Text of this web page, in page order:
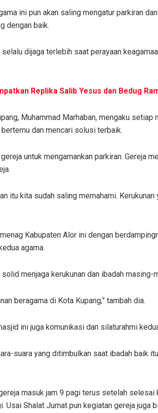
ini pun akan saling mengatur parkiran
dengan baik.
dijaga terlebih saat perayaan
Replika Salib Yesus dan Bedug
Muhammad Marhaban, mengaku setiap
dan mencari solusi terbaik.
untuk mengamankan parkiran. Gereja
itu kita sudah saling memahami.
Kabupaten Alor ini dengan
agama.
menjaga kerukunan dan ibadah masing-
beragama di Kota Kupang,” tambah dia.
ini juga komunikasi dan silaturahmi
suara yang ditimbulkan saat ibadah baik
masuk jam 9 pagi terus setelah selesai
Usai Shalat Jumat pun kegiatan gereja juga